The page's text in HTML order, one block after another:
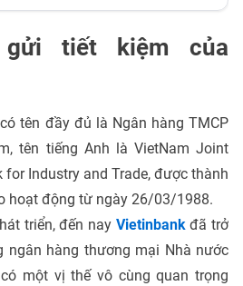
tiết kiệm của
tên đầy đủ là Ngân hàng TMCP
tên tiếng Anh là VietNam Joint
for Industry and Trade, được thành
hoạt động từ ngày 26/03/1988.
triển, đến nay Vietinbankđã trở
ngân hàng thương mại Nhà nước
một vị thế vô cùng quan trọng